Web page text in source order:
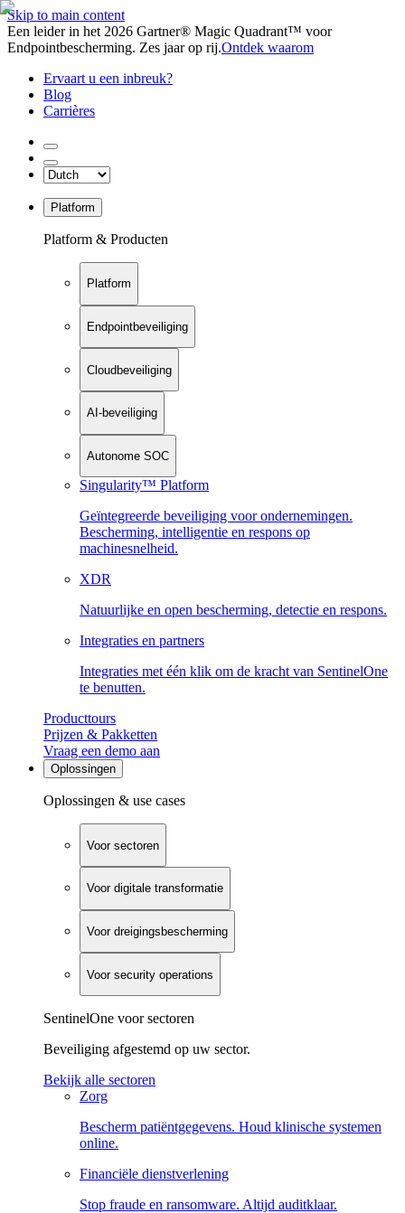
Skip to main content
Een leider in het 2026 Gartner® Magic Quadrant™ voor
Endpointbescherming. Zes jaar op rij.Ontdek waarom
Ervaart u een inbreuk?
Blog
Carrières
Platform
Platform & Producten
Platform
Endpointbeveiliging
Cloudbeveiliging
AI-beveiliging
Autonome SOC
Singularity™ Platform
Geïntegreerde beveiliging voor ondernemingen.
Bescherming, intelligentie en respons op
machinesnelheid.
XDR
Natuurlijke en open bescherming, detectie en respons.
Integraties en partners
Integraties met één klik om de kracht van SentinelOne
te benutten.
Producttours
Prijzen & Pakketten
Vraag een demo aan
Oplossingen
Oplossingen & use cases
Voor sectoren
Voor digitale transformatie
Voor dreigingsbescherming
Voor security operations
SentinelOne voor sectoren
Beveiliging afgestemd op uw sector.
Bekijk alle sectoren
Zorg
Bescherm patiëntgegevens. Houd klinische systemen
online.
Financiële dienstverlening
Stop fraude en ransomware. Altijd auditklaar.